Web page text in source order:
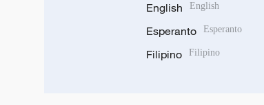
English English
Esperanto Esperanto
Filipino Filipino